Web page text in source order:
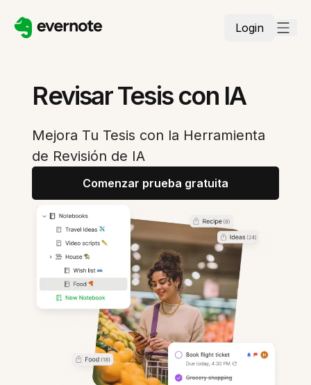
Login
Revisar Tesis con IA
Mejora Tu Tesis con la Herramienta
de Revisión de IA
Comenzar prueba gratuita